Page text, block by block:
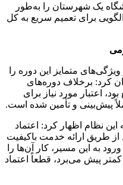
یک شهرستان را به‌طور
برای تعمیم سریع به کل
متمایز این دوره را
کرد: برخلاف دوره‌های
اعتبار مورد نیاز برای
نظام اظهار کرد: اعتماد
طریق ارائه خدمت باکیفیت
به این مسیر، کار آن‌ها را
کمتر پیش می‌برد، قطعاً اعتماد